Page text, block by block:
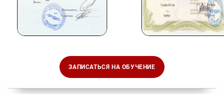
ЗАПИСАТЬСЯ НА ОБУЧЕНИЕ